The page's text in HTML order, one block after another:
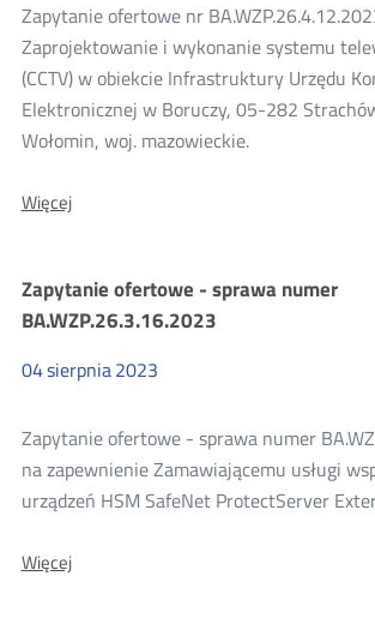
Zapytanie ofertowe nr
Zaprojektowanie i wykonanie systemu
(CCTV) w obiekcie Infrastruktury Urzędu
Elektronicznej w Boruczy, 05-282
Wołomin, woj. mazowieckie.
WięcejO:
sprawa
numer
BA.WZP.26.4.12.2023
Zapytanie ofertowe - sprawa numer
BA.WZP.26.3.16.2023
04sierpnia2023
Zapytanie ofertowe - sprawa numer
na zapewnienie Zamawiającemu usługi
urządzeń HSM SafeNet ProtectServer
WięcejO: